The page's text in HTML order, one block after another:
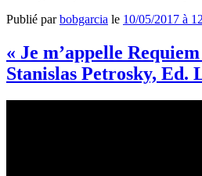
Publié parbobgarcia le 10/05/2017 à
« Je m’appelle
Stanislas Petrosky, Ed.